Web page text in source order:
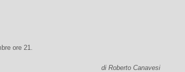
ore 21.
di Roberto Canavesi